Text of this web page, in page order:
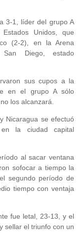
3-1, líder del grupo A
Unidos, que
(2-2), en la Arena
San Diego, estado
sus cupos a la
en el grupo A sólo
los alcanzará.
Nicaragua se efectuó
la ciudad capital
al sacar ventana
sofocar a tiempo la
segundo período de
tiempo con ventaja
fue letal, 23-13, y el
sellar el triunfo con un